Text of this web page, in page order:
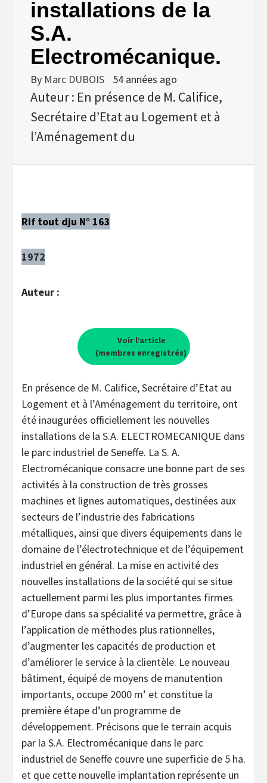
installations de la
S.A.
Electromécanique.
By Marc DUBOIS 54 années ago
Auteur : En présence de M. Califice,
Secrétaire d’Etat au Logement et à
l’Aménagement du
Rif tout dju N° 163
1972
Auteur :
Voir l’article
(membres enregistrés)
En présence de M. Califice, Secrétaire d’Etat au
Logement et à l’Aménagement du territoire, ont
été inaugurées officiellement les nouvelles
installations de la S.A. ELECTROMECANIQUE dans
le parc industriel de Seneffe. La S. A.
Electromécanique consacre une bonne part de ses
activités à la construction de très grosses
machines et lignes automatiques, destinées aux
secteurs de l’industrie des fabrications
métalliques, ainsi que divers équipements dans le
domaine de l’électrotechnique et de l’équipement
industriel en général. La mise en activité des
nouvelles installations de la société qui se situe
actuellement parmi les plus importantes firmes
d’Europe dans sa spécialité va permettre, grâce à
l’application de méthodes plus rationnelles,
d’augmenter les capacités de production et
d’améliorer le service à la clientèle. Le nouveau
bâtiment, équipé de moyens de manutention
importants, occupe 2000 m’ et constitue la
première étape d’un programme de
développement. Précisons que le terrain acquis
par la S.A. Electromécanique dans le parc
industriel de Seneffe couvre une superficie de 5 ha.
et que cette nouvelle implantation représente un